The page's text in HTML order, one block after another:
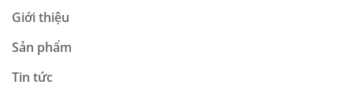
Giới thiệu
Sản phẩm
Tin tức